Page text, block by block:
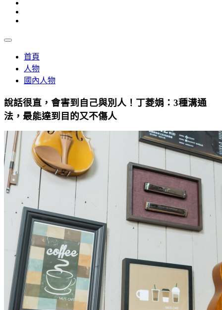
首頁
人物
國內人物
說話很直，會害到自己與別人！丁菱娟：3種溝通
法，最能達到目的又不傷人